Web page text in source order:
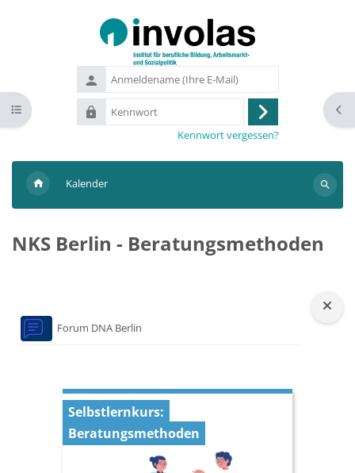
Anmeldename
(Ihre
Kennwort
Anmelden
Kennwort vergessen?
Kalender
Suchen
Kursindex öffnen
NKS Berlin - Beratungsmethoden
Forum DNA Berlin
Selbstlernkurs:
Beratungsmethoden